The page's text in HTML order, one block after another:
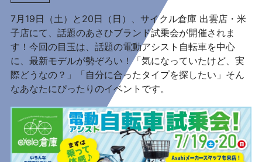
7月19日（土）と20日（日）、サイクル倉庫 出雲店・米
子店にて、話題のあさひブランド試乗会が開催されま
す！今回の目玉は、話題の電動アシスト自転車を中心
に、最新モデルが勢ぞろい！「気になっていたけど、実
際どうなの？」「自分に合ったタイプを探したい」そん
なあなたにぴったりのイベントです。